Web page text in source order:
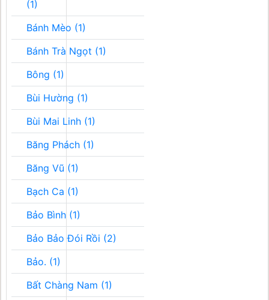
(1)
Bánh Mèo (1)
Bánh Trà Ngọt (1)
Bông (1)
Bùi Hường (1)
Bùi Mai Linh (1)
Băng Phách (1)
Băng Vũ (1)
Bạch Ca (1)
Bảo Bình (1)
Bảo Bảo Đói Rồi (2)
Bảo. (1)
Bất Chàng Nam (1)